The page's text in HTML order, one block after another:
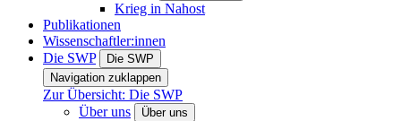
Krieg in Nahost
Publikationen
Wissenschaftler:innen
Die SWP
Die SWP
Navigation zuklappen
Zur Übersicht: Die SWP
Über uns
Über uns